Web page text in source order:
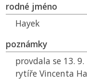
rodné jméno
Hayek
poznámky
provdala se 13.
rytíře Vincenta